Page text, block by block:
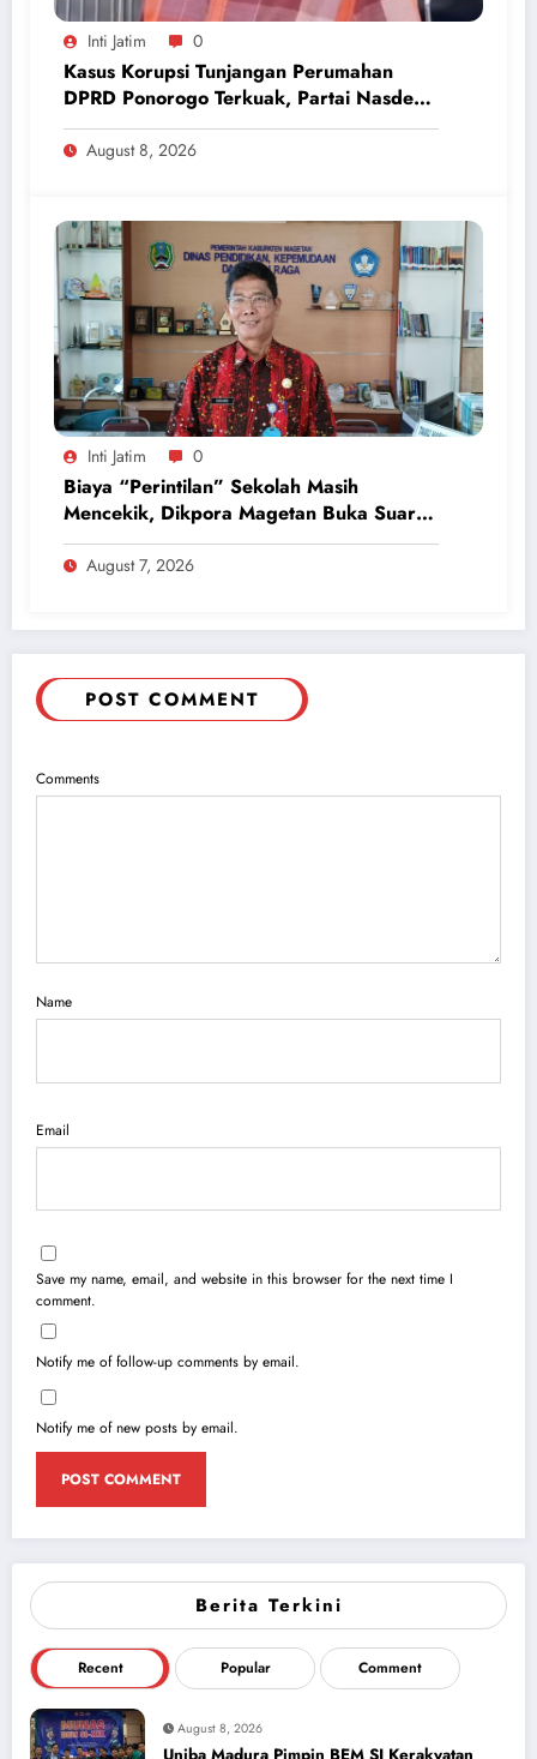
Berita Terkini
Recent Popular Comment
August 8, 2026
Inti Jatim 0
Kasus Korupsi Tunjangan Perumahan
DPRD Ponorogo Terkuak, Partai Nasdem
Inisiatif Kembalikan Uang Rp 748 Juta
August 8, 2026
Inti Jatim 0
Biaya “Perintilan” Sekolah Masih
Mencekik, Dikpora Magetan Buka Suara
Soal Polemik Seragam dan Modul
August 7, 2026
POST COMMENT
Comments
Name
Email
Save my name, email, and website in this browser for the next time I
comment.
Notify me of follow-up comments by email.
Notify me of new posts by email.